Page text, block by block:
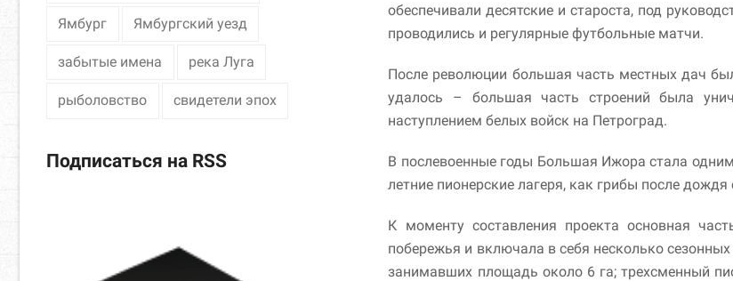
обеспечивали десятские и староста, под
проводились и регулярные футбольные матчи.
После революции большая часть местных дач
удалось – большая часть строений была
наступлением белых войск на Петроград.
В послевоенные годы Большая Ижора стала
летние пионерские лагеря, как грибы после
К моменту составления проекта основная
побережья и включала в себя несколько
занимавших площадь около 6 га; трехсменный
Ямбург Ямбургский уезд
забытые имена река Луга
рыболовство свидетели эпох
Подписаться на RSS